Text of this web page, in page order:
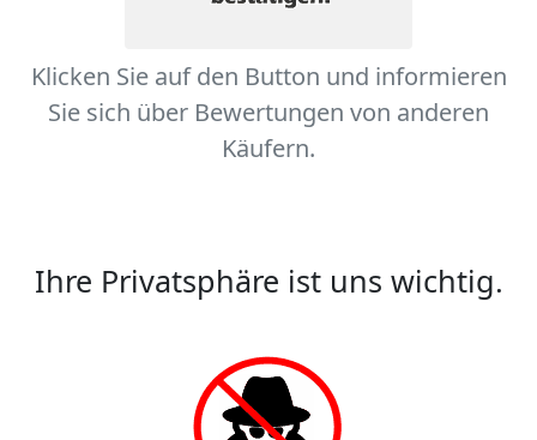
Klicken Sie auf den Button und informieren
Sie sich über Bewertungen von anderen
Käufern.
Ihre Privatsphäre ist uns wichtig.